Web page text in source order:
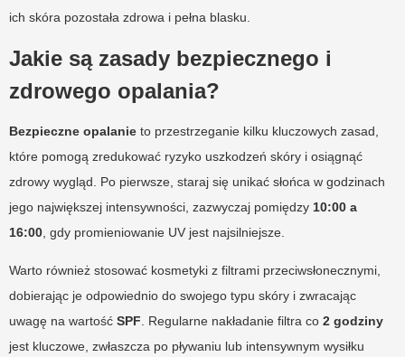
ich skóra pozostała zdrowa i pełna blasku.
Jakie są zasady bezpiecznego i
zdrowego opalania?
Bezpieczne opalanie to przestrzeganie kilku kluczowych zasad,
które pomogą zredukować ryzyko uszkodzeń skóry i osiągnąć
zdrowy wygląd. Po pierwsze, staraj się unikać słońca w godzinach
jego największej intensywności, zazwyczaj pomiędzy 10:00 a
16:00 , gdy promieniowanie UV jest najsilniejsze.
Warto również stosować kosmetyki z filtrami przeciwsłonecznymi,
dobierając je odpowiednio do swojego typu skóry i zwracając
uwagę na wartość SPF . Regularne nakładanie filtra co 2 godziny
jest kluczowe, zwłaszcza po pływaniu lub intensywnym wysiłku